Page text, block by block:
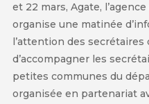
et 22 mars, Agate,
organise une matinée
l’attention des secrétaires
d’accompagner les
petites communes du
organisée en partenariat